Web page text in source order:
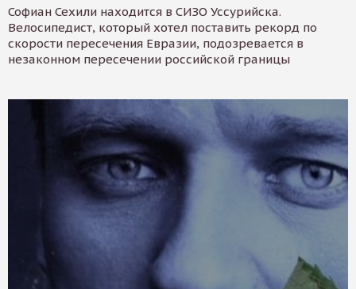
Софиан Сехили находится в СИЗО Уссурийска.
Велосипедист, который хотел поставить рекорд по
скорости пересечения Евразии, подозревается в
незаконном пересечении российской границы